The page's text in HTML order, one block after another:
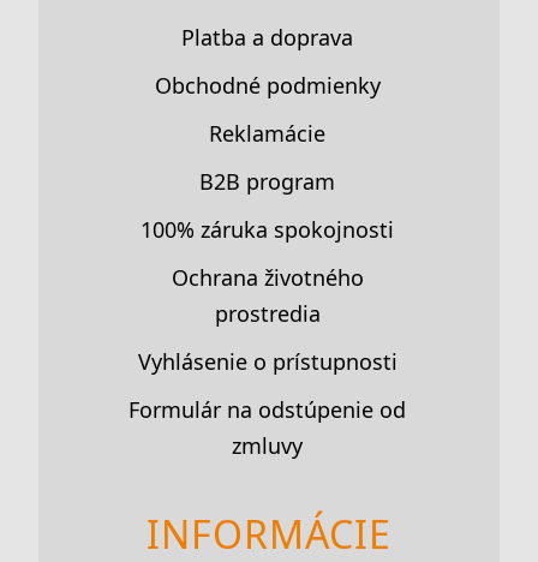
Platba a doprava
Obchodné podmienky
Reklamácie
B2B program
100% záruka spokojnosti
Ochrana životného
prostredia
Vyhlásenie o prístupnosti
Formulár na odstúpenie od
zmluvy
INFORMÁCIE